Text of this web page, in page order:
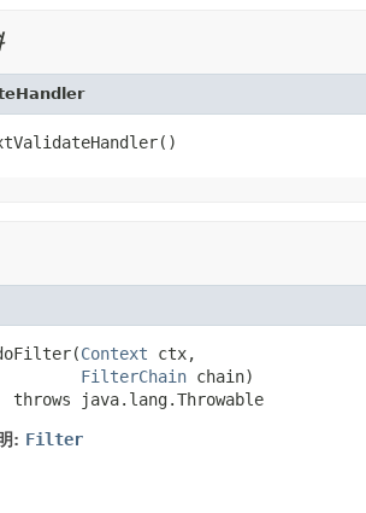
Context ctx,
FilterChain chain)
throws java.lang.Throwable
: Filter